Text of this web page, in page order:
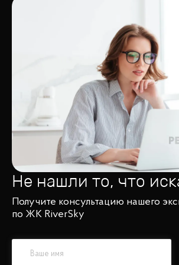
Не нашли то, что
Получите консультацию нашего
по ЖК RiverSky